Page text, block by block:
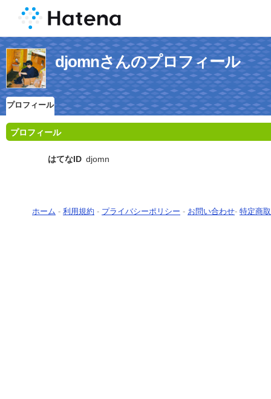
djomnさんのプロフィール
プロフィール
プロフィール
はてなID djomn
ホーム - 利用規約 - プライバシーポリシー - お問い合わせ- 特定商